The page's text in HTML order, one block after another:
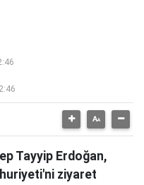
Tayyip Erdoğan,
ziyaret